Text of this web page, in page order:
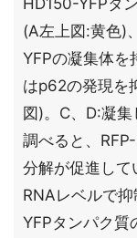
HD150-YFPタ
(A左上図:黄色)
YFPの凝集体を
はp62の発現を
図)。C、D:凝
調べると、
分解が促進し
RNAレベルで
YFPタンパク質